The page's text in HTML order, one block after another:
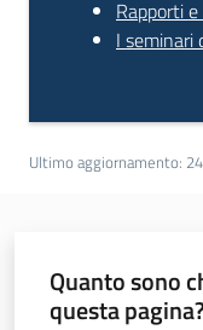
Rapporti
I seminari
Ultimo aggiornamento:
Quanto sono
questa pagina?